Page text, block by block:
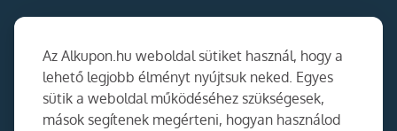
Az Alkupon.hu weboldal sütiket használ, hogy a
lehető legjobb élményt nyújtsuk neked. Egyes
sütik a weboldal működéséhez szükségesek,
mások segítenek megérteni, hogyan használod
Együttműködés
Kapcsolat
Ajánlj nekünk!
Partner Belépés